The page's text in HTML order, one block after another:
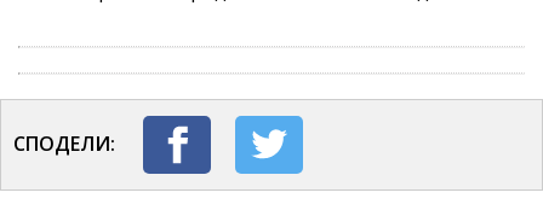
СПОДЕЛИ: